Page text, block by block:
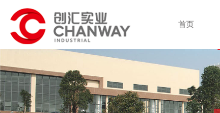
首页